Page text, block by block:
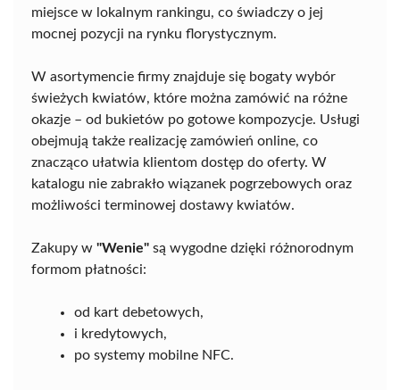
miejsce w lokalnym rankingu, co świadczy o jej
mocnej pozycji na rynku florystycznym.
W asortymencie firmy znajduje się bogaty wybór
świeżych kwiatów, które można zamówić na różne
okazje – od bukietów po gotowe kompozycje. Usługi
obejmują także realizację zamówień online, co
znacząco ułatwia klientom dostęp do oferty. W
katalogu nie zabrakło wiązanek pogrzebowych oraz
możliwości terminowej dostawy kwiatów.
Zakupy w "Wenie" są wygodne dzięki różnorodnym
formom płatności:
od kart debetowych,
i kredytowych,
po systemy mobilne NFC.